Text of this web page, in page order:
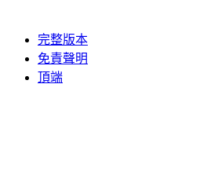
完整版本
免責聲明
頂端